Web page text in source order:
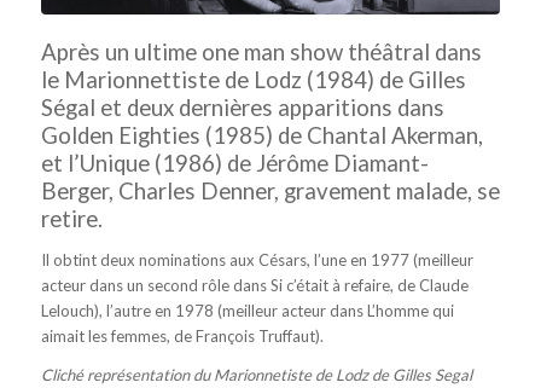
Après un ultime one man show théâtral dans
le Marionnettiste de Lodz (1984) de Gilles
Ségal et deux dernières apparitions dans
Golden Eighties (1985) de Chantal Akerman,
et l’Unique (1986) de Jérôme Diamant-
Berger, Charles Denner, gravement malade, se
retire.
Il obtint deux nominations aux Césars, l’une en 1977 (meilleur
acteur dans un second rôle dans Si c’était à refaire, de Claude
Lelouch), l’autre en 1978 (meilleur acteur dans L’homme qui
aimait les femmes, de François Truffaut).
Cliché représentation du Marionnetiste de Lodz de Gilles Segal